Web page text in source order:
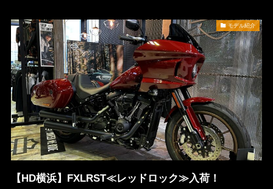
モデル紹介
【HD横浜】FXLRST≪レッドロック≫入荷！